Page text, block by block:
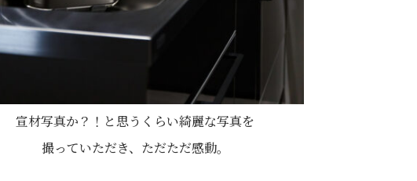
宣材写真か？！と思うくらい綺麗な写真を
撮っていただき、ただただ感動。